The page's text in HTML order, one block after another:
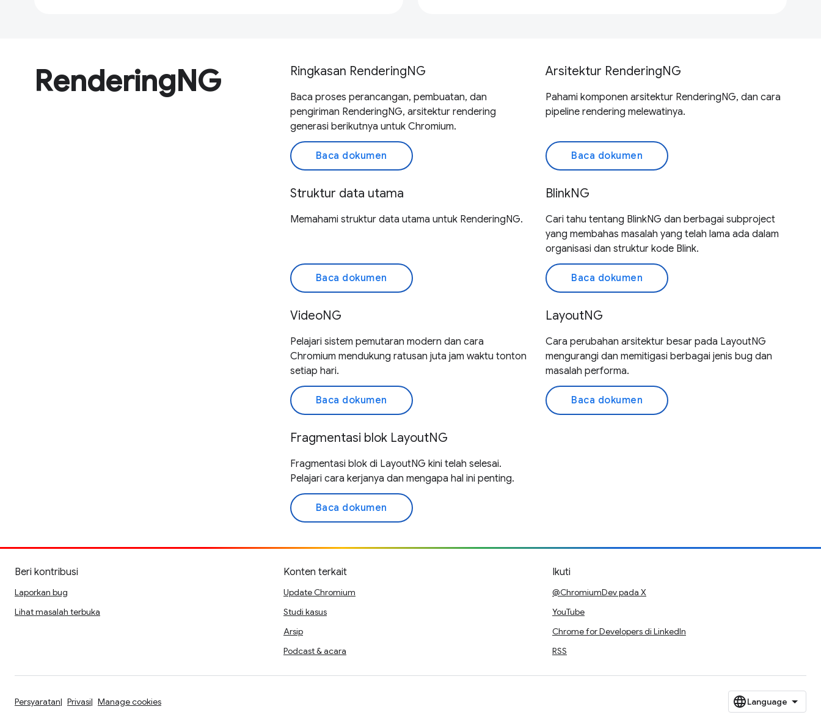
RenderingNG Ringkasan RenderingNG
Baca proses perancangan, pembuatan, dan
pengiriman RenderingNG, arsitektur rendering
generasi berikutnya untuk Chromium.
Baca dokumen
Arsitektur RenderingNG
Pahami komponen arsitektur RenderingNG, dan cara
pipeline rendering melewatinya.
Baca dokumen
Struktur data utama
Memahami struktur data utama untuk RenderingNG.
Baca dokumen
BlinkNG
Cari tahu tentang BlinkNG dan berbagai subproject
yang membahas masalah yang telah lama ada dalam
organisasi dan struktur kode Blink.
Baca dokumen
VideoNG
Pelajari sistem pemutaran modern dan cara
Chromium mendukung ratusan juta jam waktu tonton
setiap hari.
Baca dokumen
LayoutNG
Cara perubahan arsitektur besar pada LayoutNG
mengurangi dan memitigasi berbagai jenis bug dan
masalah performa.
Baca dokumen
Fragmentasi blok LayoutNG
Fragmentasi blok di LayoutNG kini telah selesai.
Pelajari cara kerjanya dan mengapa hal ini penting.
Baca dokumen
Beri kontribusi
Laporkan bug
Lihat masalah terbuka
Konten terkait
Update Chromium
Studi kasus
Arsip
Podcast & acara
Ikuti
@ChromiumDev pada X
YouTube
Chrome for Developers di LinkedIn
RSS
Persyaratan Privasi Manage cookies